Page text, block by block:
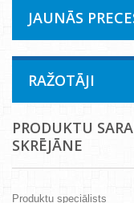
JAUNĀS
RAŽOTĀJI
PRODUKTU
SKRĒJĀNE
Produktu speciālists